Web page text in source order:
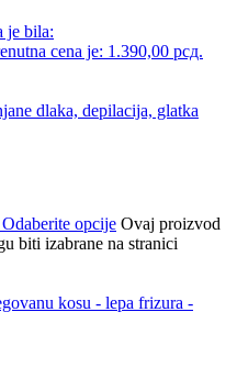
je bila:
cena je: 1.390,00 рсд.
Odaberite opcije Ovaj proizvod
biti izabrane na stranici